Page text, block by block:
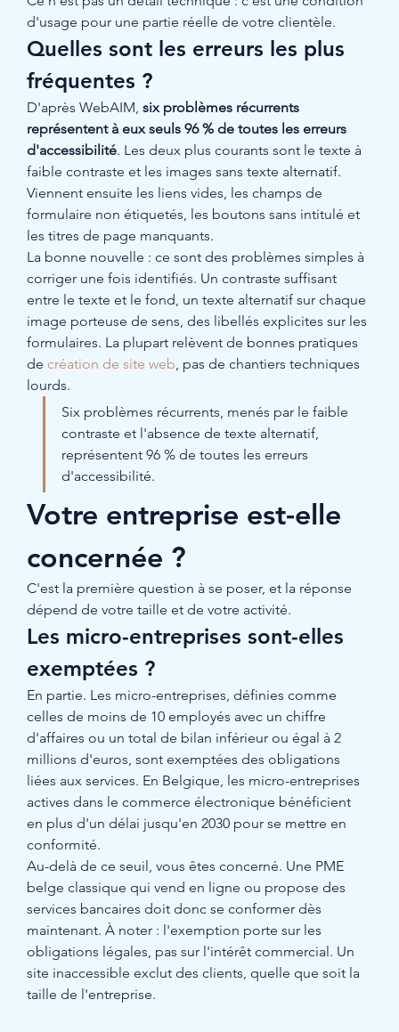
d'usage pour une partie réelle de votre clientèle.
Quelles sont les erreurs les plus
fréquentes ?
D'après WebAIM, six problèmes récurrents
représentent à eux seuls 96 % de toutes les erreurs
d'accessibilité. Les deux plus courants sont le texte à
faible contraste et les images sans texte alternatif.
Viennent ensuite les liens vides, les champs de
formulaire non étiquetés, les boutons sans intitulé et
les titres de page manquants.
La bonne nouvelle : ce sont des problèmes simples à
corriger une fois identifiés. Un contraste suffisant
entre le texte et le fond, un texte alternatif sur chaque
image porteuse de sens, des libellés explicites sur les
formulaires. La plupart relèvent de bonnes pratiques
de création de site web, pas de chantiers techniques
lourds.
Six problèmes récurrents, menés par le faible
contraste et l'absence de texte alternatif,
représentent 96 % de toutes les erreurs
d'accessibilité.
Votre entreprise est-elle
concernée ?
C'est la première question à se poser, et la réponse
dépend de votre taille et de votre activité.
Les micro-entreprises sont-elles
exemptées ?
En partie. Les micro-entreprises, définies comme
celles de moins de 10 employés avec un chiffre
d'affaires ou un total de bilan inférieur ou égal à 2
millions d'euros, sont exemptées des obligations
liées aux services. En Belgique, les micro-entreprises
actives dans le commerce électronique bénéficient
en plus d'un délai jusqu'en 2030 pour se mettre en
conformité.
Au-delà de ce seuil, vous êtes concerné. Une PME
belge classique qui vend en ligne ou propose des
services bancaires doit donc se conformer dès
maintenant. À noter : l'exemption porte sur les
obligations légales, pas sur l'intérêt commercial. Un
site inaccessible exclut des clients, quelle que soit la
taille de l'entreprise.